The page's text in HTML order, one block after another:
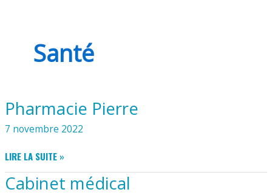
Santé
Pharmacie Pierre
7 novembre 2022
PHARMACIE
PIERRE
LIRE LA SUITE »
Cabinet médical